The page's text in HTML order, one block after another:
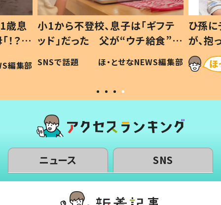
歳息
？」
編集部
小1から不登校、息子は「ギフテ
ッド」だった 父が“ウチ給食”を
作り続ける理由とは #令和の親
#令和の子
SNSで話題 ほ・とせなNEWS編集部
ひ孫
が、
「涙が
い」
ニュース SNS